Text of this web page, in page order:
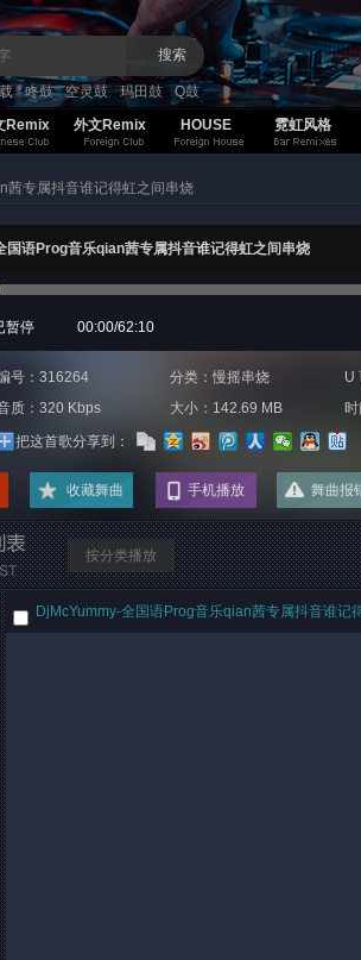
搜索
咚鼓 空灵鼓 玛田鼓 Q鼓
Remix 外文Remix HOUSE 霓虹风格
茜专属抖音谁记得虹之间串烧
国语Prog音乐qian茜专属抖音谁记得虹之间串烧
暂停 00:00/62:10
号：316264 分类： 慢摇串烧 U
质：320 Kbps
大小：142.69 MB 时
把这首歌分享到：
收藏舞曲 手机播放 舞曲报
按分类播放
DjMcYummy-全国语Prog音乐qian茜专属抖音谁记